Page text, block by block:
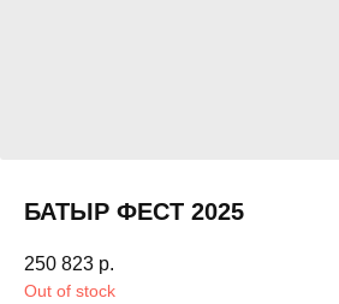
БАТЫР ФЕСТ 2025
250 823 р.
Out of stock